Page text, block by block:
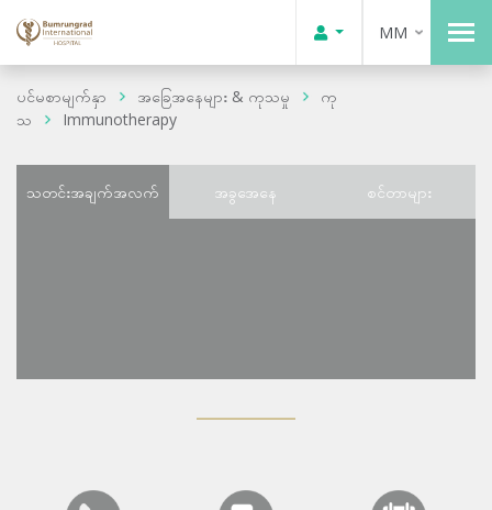
MM
ပင်မစာမျက်နှာ အခြေအနေများ & ကုသမှု
ကု
သ
Immunotherapy
သတင်းအချက်အလက် အခွအေနေ စင်တာများ